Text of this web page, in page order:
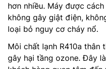
hơn nhiều. Máy được
không gây giật điện,
loại bỏ nguy cơ cháy nổ.
Môi chất lạnh R410a
gây hại tầng ozone. Đây